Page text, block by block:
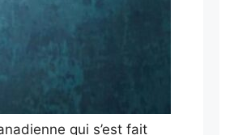
qui s’est fait